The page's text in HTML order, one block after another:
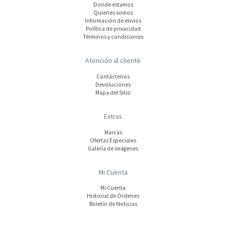
Donde estamos
Quienes somos
Información de envios
Polí­tica de privacidad
Términos y condiciones
Atención al cliente
Contáctenos
Devoluciones
Mapa del Sitio
Extras
Marcas
Ofertas Especiales
Galería de imágenes
Mi Cuenta
Mi Cuenta
Historial de Órdenes
Boletín de Noticias